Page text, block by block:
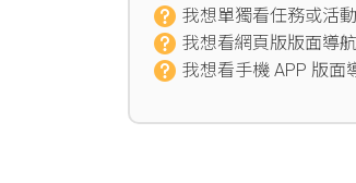
我想單獨看任務或活
我想看網頁版版面導航
我想看手機 APP 版面